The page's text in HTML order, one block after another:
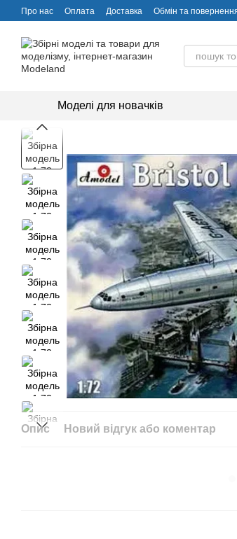
Перейти до основного контенту
Про нас Оплата Доставка Обмін та
Моделі для новачків
Опис Новий відгук або коментар